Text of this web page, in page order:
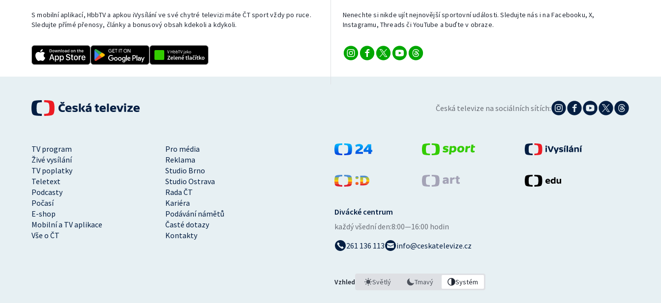
S mobilní aplikací, HbbTV a apkou iVysílání ve své chytré televizi máte ČT sport vždy po ruce.
Sledujte přímé přenosy, články a bonusový obsah kdekoli a kdykoli.
Nenechte si nikde ujít nejnovější sportovní události. Sledujte nás i na Facebooku, X,
Instagramu, Threads či YouTube a buďte v obraze.
Česká televize na sociálních sítích:
TV program
Pro média
Živé vysílání
Reklama
TV poplatky
Studio Brno
Teletext
Studio Ostrava
Podcasty
Rada ČT
Počasí
Kariéra
E-shop
Podávání námětů
Mobilní a TV aplikace
Časté dotazy
Vše o ČT
Kontakty
Divácké centrum
každý všední den:8:00—16:00 hodin
261 136 113
info@ceskatelevize.cz
Vzhled Světlý Tmavý Systém